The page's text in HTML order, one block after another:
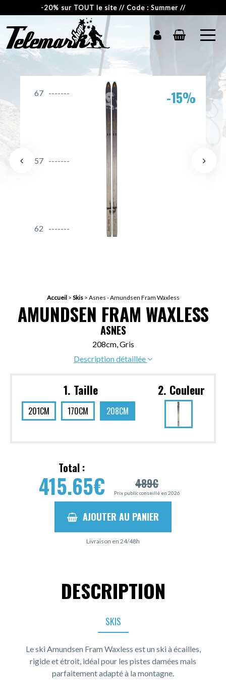
-20% sur TOUT le site // Code : Summer //
67
57
62
-15%
Accueil> Skis> Asnes - Amundsen Fram Waxless
AMUNDSEN FRAM WAXLESS
ASNES
208cm, Gris
Description détaillée
1. Taille
201CM 170CM 208CM
2. Couleur
Total :
415.65€ 489€
Prix public conseillé en 2026
AJOUTER AU PANIER
Livraison en 24/48h
DESCRIPTION
SKIS
Le ski Amundsen Fram Waxless est un ski à écailles,
rigide et étroit, idéal pour les pistes damées mais
parfaitement adapté à la montagne.